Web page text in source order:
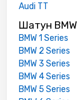
Audi TT
Шатун BMW
BMW 1 Series
BMW 2 Series
BMW 3 Series
BMW 4 Series
BMW 5 Series